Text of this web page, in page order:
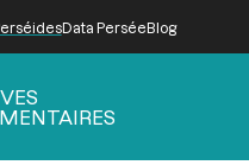
Data PerséeBlog